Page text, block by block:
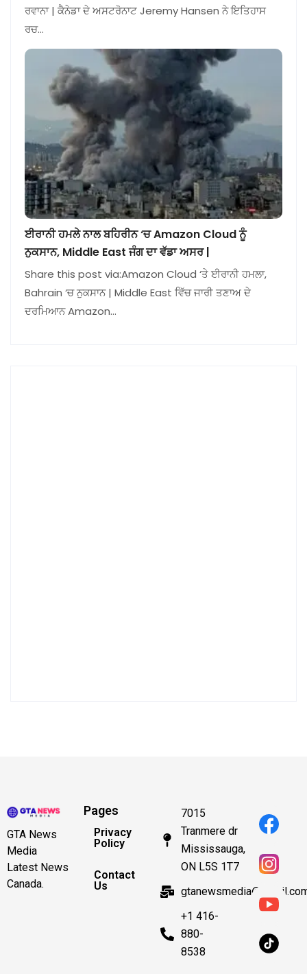
ਰਵਾਨਾ | ਕੈਨੇਡਾ ਦੇ ਅਸਟਰੋਨਾਟ Jeremy Hansen ਨੇ ਇਤਿਹਾਸ
ਰਚ…
ਈਰਾਨੀ ਹਮਲੇ ਨਾਲ ਬਹਿਰੀਨ ‘ਚ Amazon Cloud ਨੂੰ
ਨੁਕਸਾਨ, Middle East ਜੰਗ ਦਾ ਵੱਡਾ ਅਸਰ |
Share this post via:Amazon Cloud ‘ਤੇ ਈਰਾਨੀ ਹਮਲਾ,
Bahrain ‘ਚ ਨੁਕਸਾਨ | Middle East ਵਿੱਚ ਜਾਰੀ ਤਣਾਅ ਦੇ
ਦਰਮਿਆਨ Amazon…
GTA News
Media
Latest News
Canada.
Pages
Privacy
Policy
Contact
Us
7015
Tranmere dr
Mississauga,
ON L5S 1T7
+1 416-
880-
8538